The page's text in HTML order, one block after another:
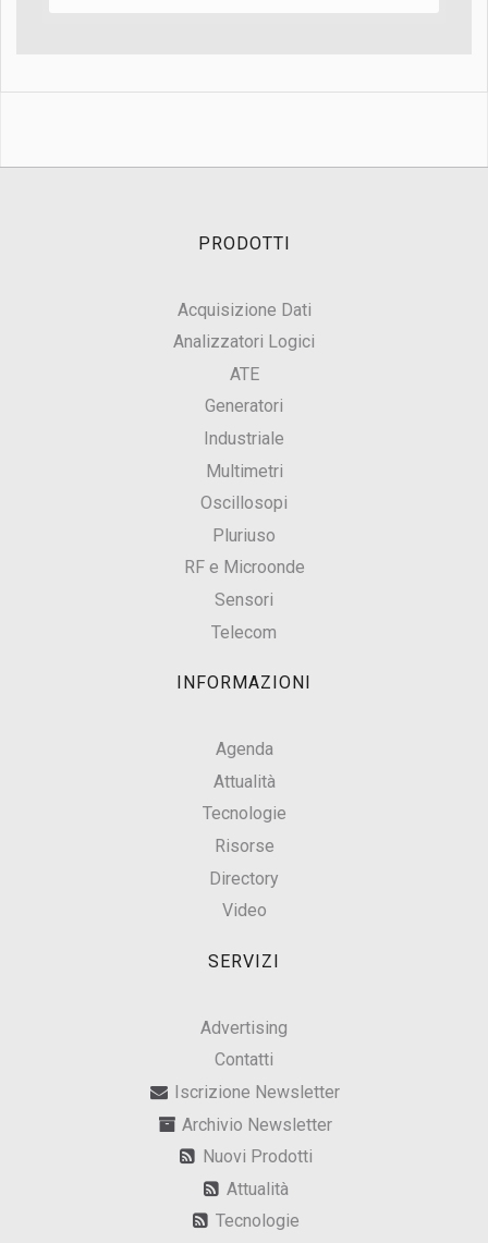
PRODOTTI
Acquisizione Dati
Analizzatori Logici
ATE
Generatori
Industriale
Multimetri
Oscillosopi
Pluriuso
RF e Microonde
Sensori
Telecom
INFORMAZIONI
Agenda
Attualità
Tecnologie
Risorse
Directory
Video
SERVIZI
Advertising
Contatti
Iscrizione Newsletter
Archivio Newsletter
Nuovi Prodotti
Attualità
Tecnologie